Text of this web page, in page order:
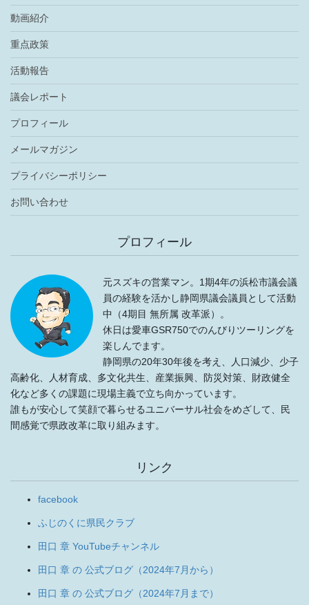
動画紹介
重点政策
活動報告
議会レポート
プロフィール
メールマガジン
プライバシーポリシー
お問い合わせ
プロフィール
元スズキの営業マン。1期4年の浜松市議会議
員の経験を活かし静岡県議会議員として活動
中（4期目 無所属 改革派）。
休日は愛車GSR750でのんびりツーリングを
楽しんでます。
静岡県の20年30年後を考え、人口減少、少子
高齢化、人材育成、多文化共生、産業振興、防災対策、財政健全
化など多くの課題に現場主義で立ち向かっています。
誰もが安心して笑顔で暮らせるユニバーサル社会をめざして、民
間感覚で県政改革に取り組みます。
リンク
facebook
ふじのくに県民クラブ
田口 章 YouTubeチャンネル
田口 章 の 公式ブログ（2024年7月から）
田口 章 の 公式ブログ（2024年7月まで）